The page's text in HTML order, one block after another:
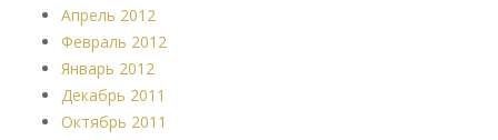
Апрель 2012
Февраль 2012
Январь 2012
Декабрь 2011
Октябрь 2011